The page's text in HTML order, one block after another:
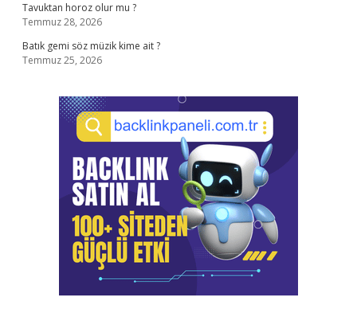
Tavuktan horoz olur mu ?
Temmuz 28, 2026
Batık gemi söz müzik kime ait ?
Temmuz 25, 2026